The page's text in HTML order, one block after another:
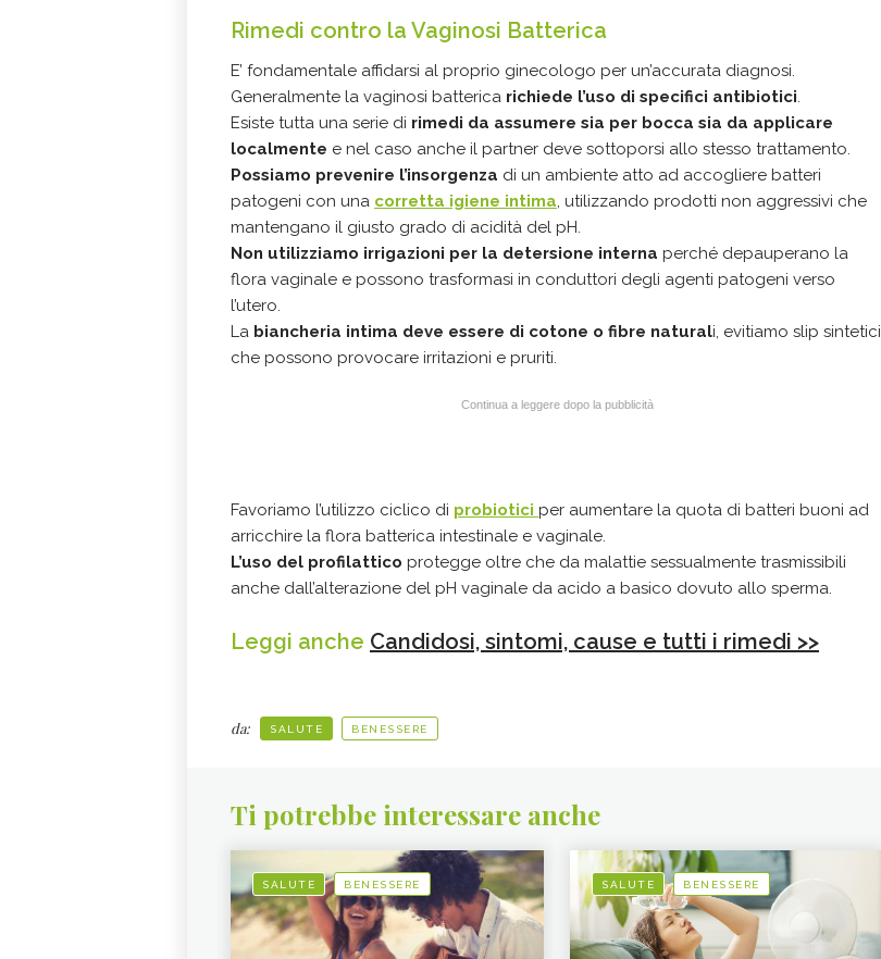
Rimedi contro la Vaginosi Batterica
E’ fondamentale affidarsi al proprio ginecologo per un’accurata diagnosi.
Generalmente la vaginosi batterica richiede l’uso di specifici antibiotici.
Esiste tutta una serie di rimedi da assumere sia per bocca sia da applicare
localmente e nel caso anche il partner deve sottoporsi allo stesso trattamento.
Possiamo prevenire l’insorgenza di un ambiente atto ad accogliere batteri
patogeni con una corretta igiene intima, utilizzando prodotti non aggressivi che
mantengano il giusto grado di acidità del pH.
Non utilizziamo irrigazioni per la detersione interna perché depauperano la
flora vaginale e possono trasformasi in conduttori degli agenti patogeni verso
l’utero.
La biancheria intima deve essere di cotone o fibre naturali, evitiamo slip sintetici
che possono provocare irritazioni e pruriti.
Continua a leggere dopo la pubblicità
Favoriamo l’utilizzo ciclico di probiotici per aumentare la quota di batteri buoni ad
arricchire la flora batterica intestinale e vaginale.
L’uso del profilattico protegge oltre che da malattie sessualmente trasmissibili
anche dall’alterazione del pH vaginale da acido a basico dovuto allo sperma.
Leggi anche Candidosi, sintomi, cause e tutti i rimedi >>
da: SALUTE BENESSERE
Ti potrebbe interessare anche
SALUTE BENESSERE SALUTE BENESSERE